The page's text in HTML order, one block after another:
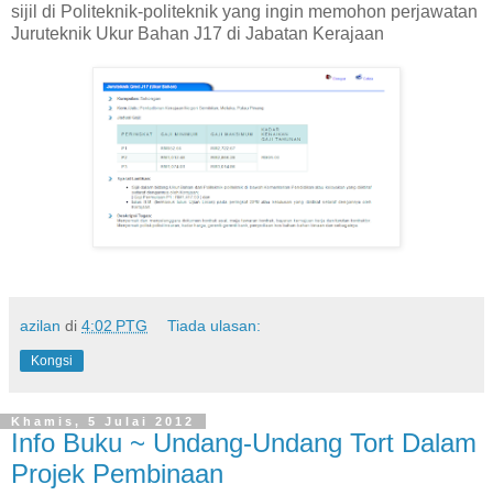
sijil di Politeknik-politeknik yang ingin memohon perjawatan
Juruteknik Ukur Bahan J17 di Jabatan Kerajaan
azilan di 4:02 PTG Tiada ulasan:
Kongsi
Khamis, 5 Julai 2012
Info Buku ~ Undang-Undang Tort Dalam
Projek Pembinaan